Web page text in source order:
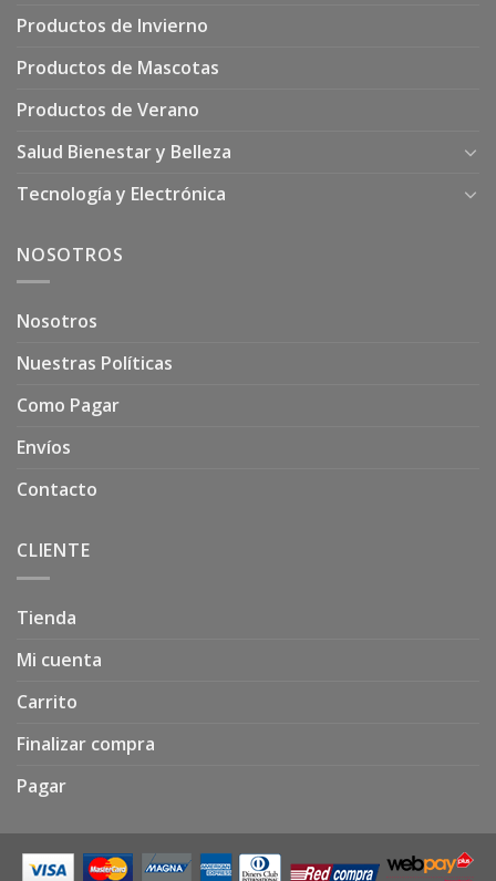
Productos de Invierno
Productos de Mascotas
Productos de Verano
Salud Bienestar y Belleza
Tecnología y Electrónica
NOSOTROS
Nosotros
Nuestras Políticas
Como Pagar
Envíos
Contacto
CLIENTE
Tienda
Mi cuenta
Carrito
Finalizar compra
Pagar